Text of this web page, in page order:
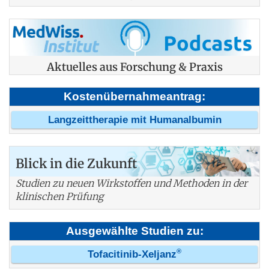
Aktuelles aus Forschung & Praxis
Kostenübernahmeantrag:
Langzeittherapie mit Humanalbumin
Blick in die Zukunft
Studien zu neuen Wirkstoffen und Methoden in der
klinischen Prüfung
Ausgewählte Studien zu:
Tofacitinib-Xeljanz®